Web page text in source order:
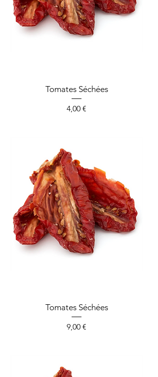
Tomates Séchées
Prix
4,00 €
Tomates Séchées
Prix
9,00 €